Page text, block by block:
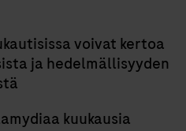
voivat kertoa
ja hedelmällisyyden
kuukausia